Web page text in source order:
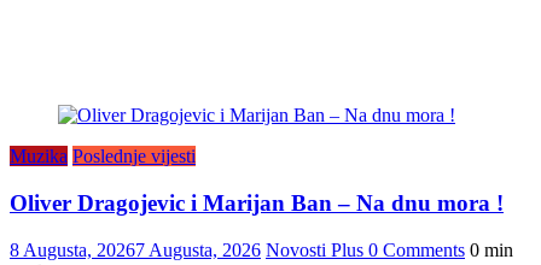
Muzika Poslednje vijesti
Oliver Dragojevic i Marijan Ban – Na dnu mora !
8 Augusta, 20267 Augusta, 2026 Novosti Plus 0 Comments 0 min